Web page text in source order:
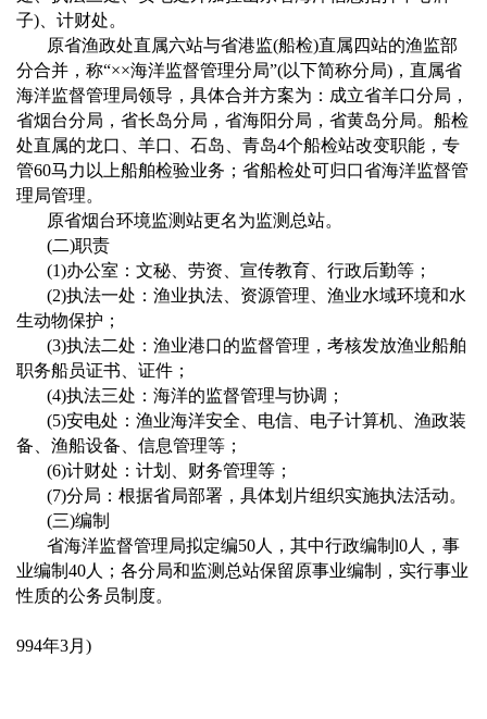
子) 、计财处。
原省渔政处直属六站与省港监(船检)直属四站的渔监部
分合并，称“××海洋监督管理分局”(以下简称分局) ，直属省
海洋监督管理局领导，具体合并方案为：成立省羊口分局，
省烟台分局，省长岛分局，省海阳分局，省黄岛分局。船检
处直属的龙口、羊口、石岛、青岛4个船检站改变职能，专
管60马力以上船舶检验业务；省船检处可归口省海洋监督管
理局管理。
原省烟台环境监测站更名为监测总站。
(二)职责
(1)办公室：文秘、劳资、宣传教育、行政后勤等；
(2)执法一处：渔业执法、资源管理、渔业水域环境和水
生动物保护；
(3)执法二处：渔业港口的监督管理，考核发放渔业船舶
职务船员证书、证件；
(4)执法三处：海洋的监督管理与协调；
(5)安电处：渔业海洋安全、电信、电子计算机、渔政装
备、渔船设备、信息管理等；
(6)计财处：计划、财务管理等；
(7)分局：根据省局部署，具体划片组织实施执法活动。
(三)编制
省海洋监督管理局拟定编50人，其中行政编制 l0人，事
业编制 40人；各分局和监测总站保留原事业编制，实行事业
性质的公务员制度。
994年3月 )